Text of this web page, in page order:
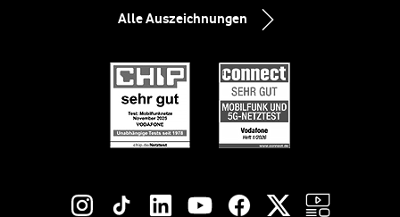
Alle Auszeichnungen
Social-Media-Links